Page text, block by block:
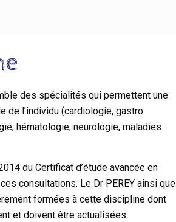
des spécialités qui permettent une
de l’individu (cardiologie, gastro
hématologie, neurologie, maladies
du Certificat d’étude avancée en
consultations. Le Dr PEREY ainsi que
formées à cette discipline dont
et doivent être actualisées.